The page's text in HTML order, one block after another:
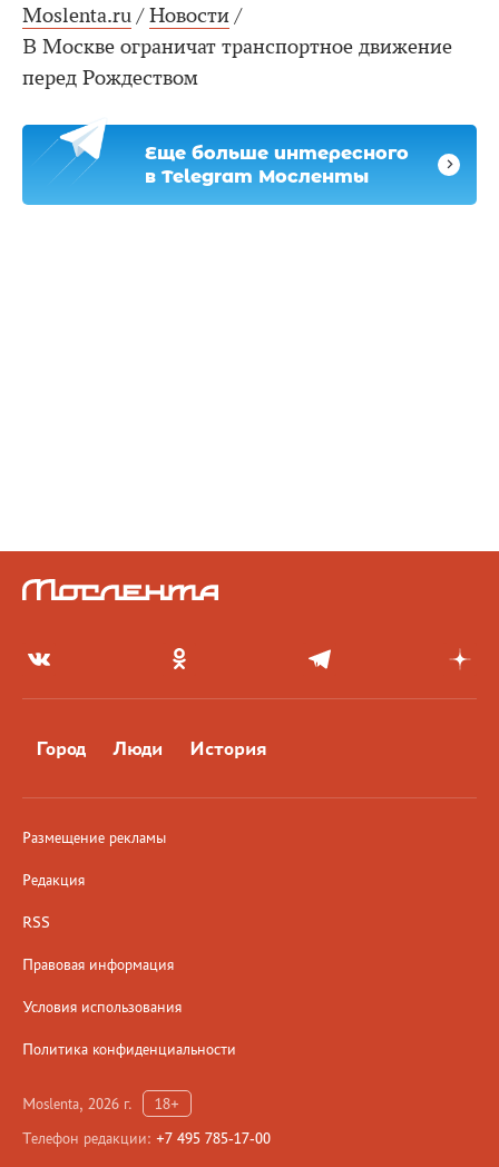
Moslenta.ru / Новости /
В Москве ограничат транспортное движение
перед Рождеством
Еще больше интересного
в Telegram Мосленты
Город Люди История
Размещение рекламы
Редакция
RSS
Правовая информация
Условия использования
Политика конфиденциальности
Moslenta, 2026 г.
18+
Телефон редакции: +7 495 785-17-00